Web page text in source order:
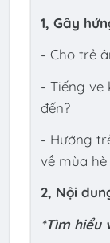
1, Gây
- Cho trẻ
- Tiếng ve
đến?
- Hướng
về mùa hè
2, Nội
*Tìm hiểu